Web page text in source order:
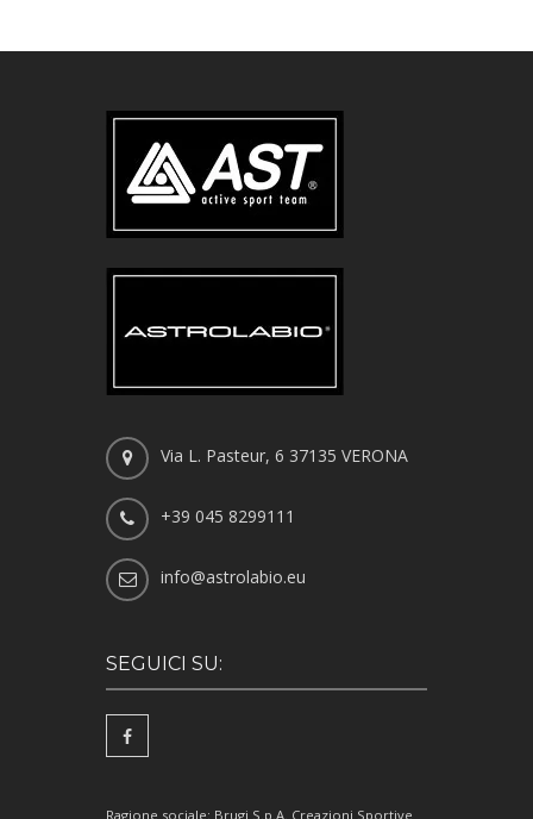
Via L. Pasteur, 6 37135 VERONA
+39 045 8299111
info@astrolabio.eu
SEGUICI SU:
Ragione sociale: Brugi S.p.A. Creazioni Sportive